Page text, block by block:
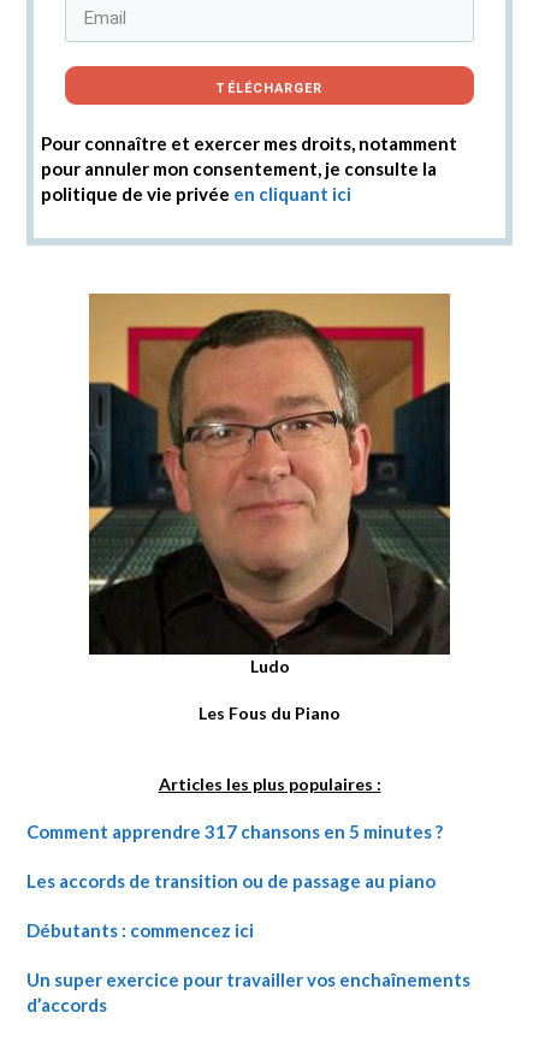
TÉLÉCHARGER
Pour connaître et exercer mes droits, notamment
pour annuler mon consentement, je consulte la
politique de vie privée en cliquant ici
Ludo
Les Fous du Piano
Articles les plus populaires :
Comment apprendre 317 chansons en 5 minutes ?
Les accords de transition ou de passage au piano
Débutants : commencez ici
Un super exercice pour travailler vos enchaînements
d’accords